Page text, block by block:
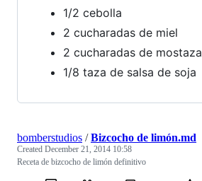
1/2 cebolla
2 cucharadas de miel
2 cucharadas de mostaza
1/8 taza de salsa de soja
bomberstudios /Bizcocho de limón.md
Created December 21, 2014 10:58
Receta de bizcocho de limón definitivo